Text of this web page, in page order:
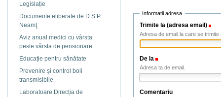
Legislație
Documente eliberate de D.S.P.
Neamţ
Aviz anual medici cu vârsta
peste vârsta de pensionare
Educație pentru sănătate
Prevenire și control boli
transmisibile
Laboratoare Direcția de
Informatii adresa
Trimite la (adresa email)
Adresa de email la care se trimite
De la
Adresa ta de email.
Comentariu